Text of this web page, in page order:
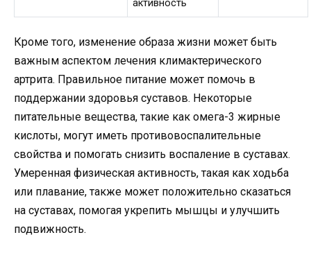
активность
Кроме того, изменение образа жизни может быть
важным аспектом лечения климактерического
артрита. Правильное питание может помочь в
поддержании здоровья суставов. Некоторые
питательные вещества, такие как омега-3 жирные
кислоты, могут иметь противовоспалительные
свойства и помогать снизить воспаление в суставах.
Умеренная физическая активность, такая как ходьба
или плавание, также может положительно сказаться
на суставах, помогая укрепить мышцы и улучшить
подвижность.